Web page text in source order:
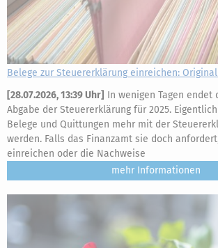
Belege zur Steuererklärung einreichen:
[28.07.2026, 13:39 Uhr] In wenigen Tagen endet
Abgabe der Steuererklärung für 2025.
Belege und Quittungen mehr mit der
werden. Falls das Finanzamt sie doch
einreichen oder die Nachweise
mehr